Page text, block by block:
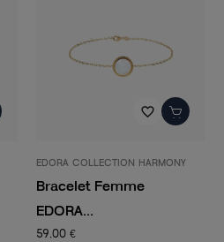
favorite_border
EDORA COLLECTION HARMONY
Bracelet Femme
EDORA...
59,00 €